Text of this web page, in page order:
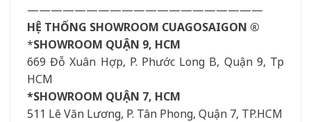
————————————————————
HỆ THỐNG SHOWROOM CUAGOSAIGON ®
*SHOWROOM QUẬN 9, HCM
669 Đỗ Xuân Hợp, P. Phước Long B, Quận 9, Tp
HCM
*SHOWROOM QUẬN 7, HCM
511 Lê Văn Lương, P. Tân Phong, Quận 7, TP.HCM